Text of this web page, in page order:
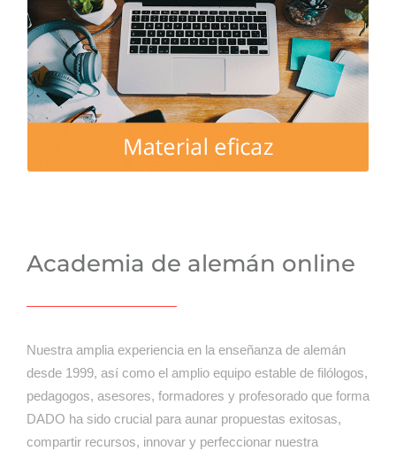
Las clases se combinan y complementan con
trabajo individual pautado a tu ritmo con material
moderno y eficaz
Academia de alemán online
Nuestra amplia experiencia en la enseñanza de alemán
desde 1999, así como el amplio equipo estable de filólogos,
pedagogos, asesores, formadores y profesorado que forma
DADO ha sido crucial para aunar propuestas exitosas,
compartir recursos, innovar y perfeccionar nuestra